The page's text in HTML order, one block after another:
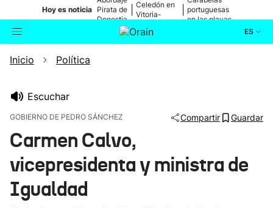
Hoy es noticia Pirata de
Donostia
Celedón en
Vitoria-
portuguesas
en las playas
ES
Buscador
Ikusmiran
Inicio Política
Escuchar
GOBIERNO DE PEDRO SÁNCHEZ Compartir Guardar
Carmen Calvo,
vicepresidenta y ministra de
Igualdad